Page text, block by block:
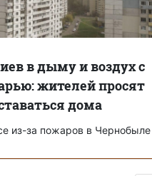
в дыму и воздух с
жителей просят
дома
из-за пожаров в Чернобыле